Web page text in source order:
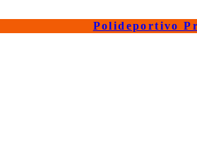
Polideportivo